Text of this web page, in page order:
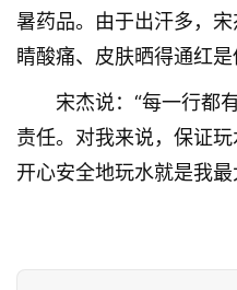
暑药品。由于出汗多，
睛酸痛、皮肤晒得通红是
宋杰说：“每一行都
责任。对我来说，保证
开心安全地玩水就是我最